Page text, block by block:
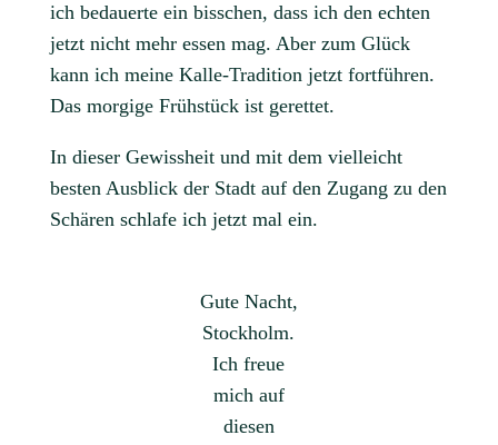
ich bedauerte ein bisschen, dass ich den echten
jetzt nicht mehr essen mag. Aber zum Glück
kann ich meine Kalle-Tradition jetzt fortführen.
Das morgige Frühstück ist gerettet.
In dieser Gewissheit und mit dem vielleicht
besten Ausblick der Stadt auf den Zugang zu den
Schären schlafe ich jetzt mal ein.
Gute Nacht,
Stockholm.
Ich freue
mich auf
diesen